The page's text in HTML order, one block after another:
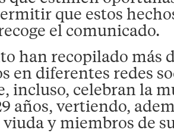
que estos
el comunicado.
han recopilado más
en diferentes redes
incluso, celebran la
años, vertiendo,
viuda y miembros de